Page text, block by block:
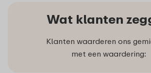
Wat klanten
Klanten waarderen ons
met een waardering: